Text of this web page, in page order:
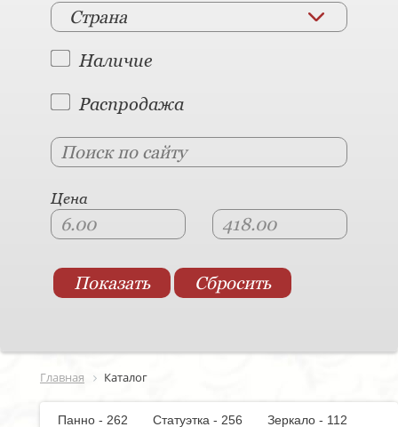
Страна
Наличие
Распродажа
Цена
Главная Каталог
Панно - 262 Статуэтка - 256
Зеркало - 112